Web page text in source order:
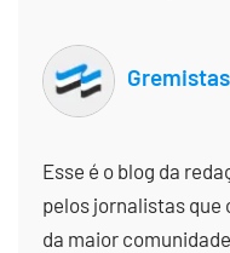
Gremistas
Esse é o blog da
pelos jornalistas que
da maior